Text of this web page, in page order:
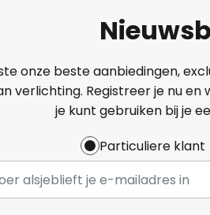
onze beste aanbiedingen,
verlichting. Registreer je nu en
je kunt gebruiken bij je
Particuliere klant